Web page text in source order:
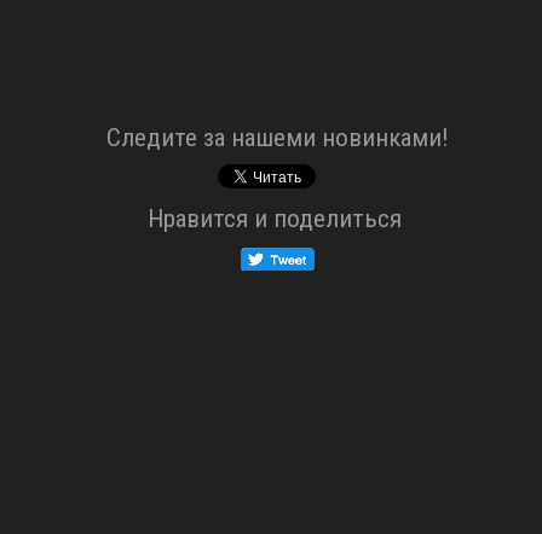
Cледите за нашеми новинками!
Нравится и поделиться